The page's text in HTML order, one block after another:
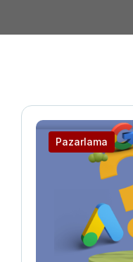
Pazarlama